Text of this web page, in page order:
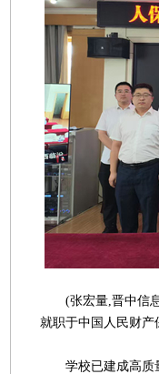
(张宏量,晋中信息
就职于中国人民财产
学校已建成高质量